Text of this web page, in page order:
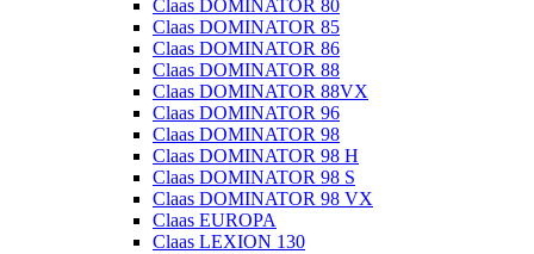
Claas DOMINATOR 80
Claas DOMINATOR 85
Claas DOMINATOR 86
Claas DOMINATOR 88
Claas DOMINATOR 88VX
Claas DOMINATOR 96
Claas DOMINATOR 98
Claas DOMINATOR 98 H
Claas DOMINATOR 98 S
Claas DOMINATOR 98 VX
Claas EUROPA
Claas LEXION 130